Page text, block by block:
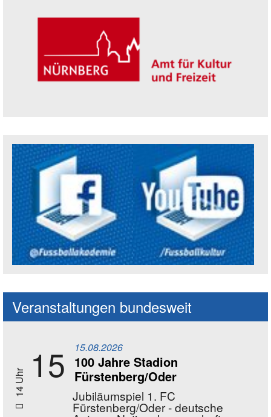
Social Media Kanäle der Akademie
Veranstaltungen bundesweit
14 Uhr 15 15.08.2026
100 Jahre Stadion
Fürstenberg/Oder
Jubiläumspiel 1. FC
Fürstenberg/Oder - deutsche